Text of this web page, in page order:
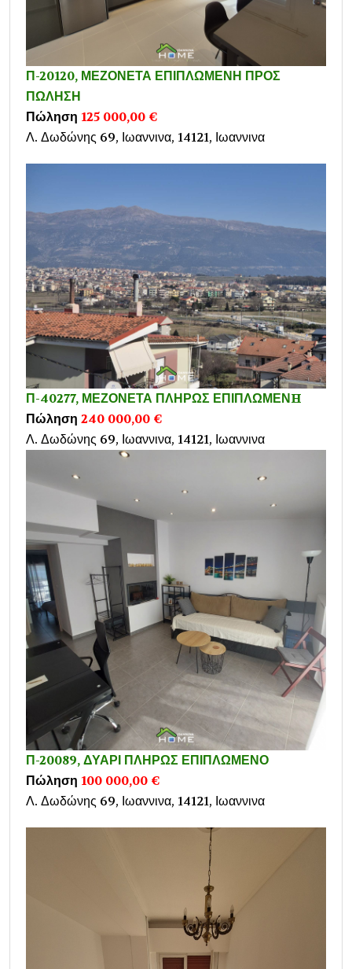
Π-20120, ΜΕΖΟΝΕΤΑ ΕΠΙΠΛΩΜΕΝΗ ΠΡΟΣ
ΠΩΛΗΣΗ
Πώληση 125 000,00 €
Λ. Δωδώνης 69, Ιωαννινα, 14121, Ιωαννινα
Π-40277, ΜΕΖΟΝΕΤΑ ΠΛΗΡΩΣ ΕΠΙΠΛΩΜΕΝH
Πώληση 240 000,00 €
Λ. Δωδώνης 69, Ιωαννινα, 14121, Ιωαννινα
Π-20089, ΔΥΑΡΙ ΠΛΗΡΩΣ ΕΠΙΠΛΩΜΕΝΟ
Πώληση 100 000,00 €
Λ. Δωδώνης 69, Ιωαννινα, 14121, Ιωαννινα